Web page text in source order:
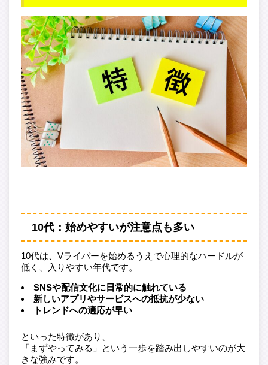
10代：始めやすいが注意点も多い
10代は、Vライバーを始めるうえで心理的なハードルが
低く、入りやすい年代です。
SNSや配信文化に日常的に触れている
新しいアプリやサービスへの抵抗が少ない
トレンドへの適応が早い
といった特徴があり、
「まずやってみる」という一歩を踏み出しやすいのが大
きな強みです。